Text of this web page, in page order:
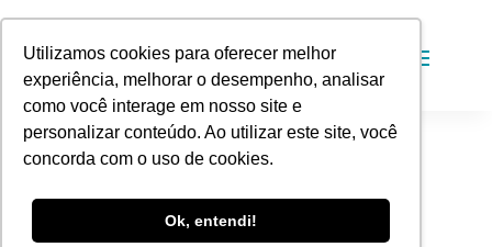
Utilizamos cookies para oferecer melhor
experiência, melhorar o desempenho, analisar
como você interage em nosso site e
personalizar conteúdo. Ao utilizar este site, você
concorda com o uso de cookies.
Ok, entendi!
WhatsApp-Image-
20160704 (1)